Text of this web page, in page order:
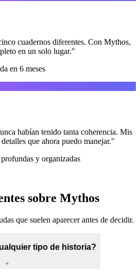
cuadernos diferentes. Con Mythos,
en un solo lugar."
en 6 meses
habían tenido tanta coherencia. Mis
que ahora puedo manejar."
y organizadas
sobre Mythos
que suelen aparecer antes de decidir.
tipo de historia?
+